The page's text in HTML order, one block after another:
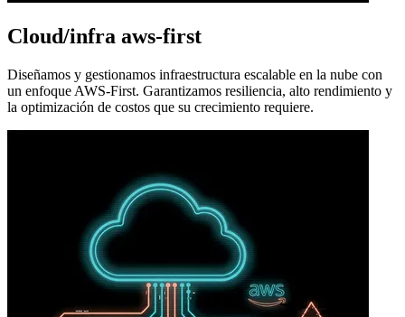
Cloud/infra aws-first
Diseñamos y gestionamos infraestructura escalable en la nube con
un enfoque AWS-First. Garantizamos resiliencia, alto rendimiento y
la optimización de costos que su crecimiento requiere.